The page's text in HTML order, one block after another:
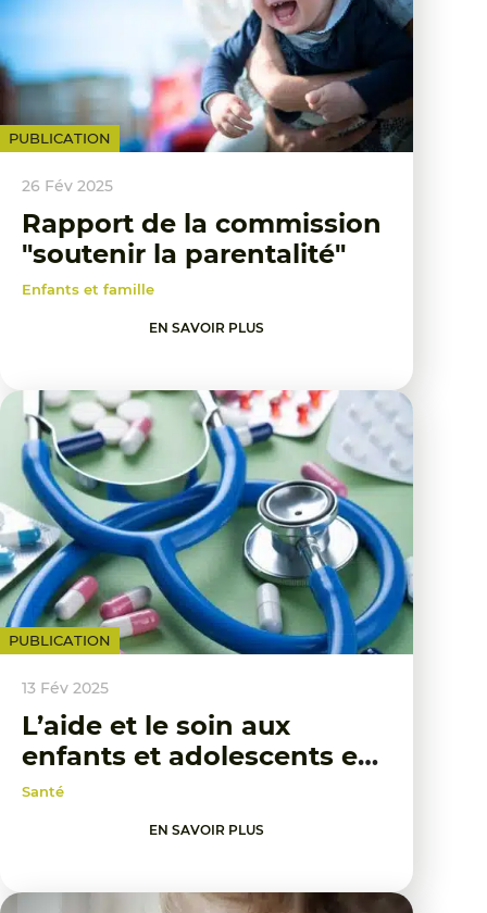
PUBLICATION
26 Fév 2025
Rapport de la commission
"soutenir la parentalité"
Enfants et famille
EN SAVOIR PLUS
PUBLICATION
13 Fév 2025
L’aide et le soin aux
enfants et adolescents en
pédopsychiatrie et santé
Santé
EN SAVOIR PLUS